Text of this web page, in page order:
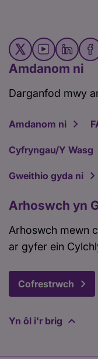
Amdanom ni
Darganfod mwy
Amdanom ni
Cyfryngau/Y Wasg
Gweithio gyda ni
Arhoswch yn
Arhoswch mewn
ar gyfer ein
Cofrestrwch
Yn ôl i'r brig